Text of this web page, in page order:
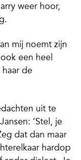
weer hoor,
mij noemt zijn
een heel
de
uit te
‘Stel, je
dat dan maar
hardop